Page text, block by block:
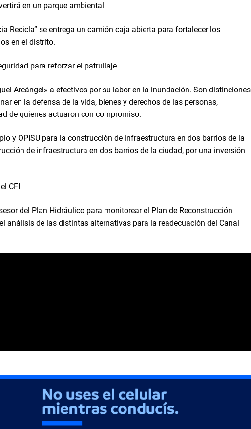
en un parque ambiental.
Recicla” se entrega un camión caja abierta para fortalecer los
en el distrito.
para reforzar el patrullaje.
Arcángel» a efectivos por su labor en la inundación. Son distinciones
en la defensa de la vida, bienes y derechos de las personas,
de quienes actuaron con compromiso.
y OPISU para la construcción de infraestructura en dos barrios de la
de infraestructura en dos barrios de la ciudad, por una inversión
CFI.
del Plan Hidráulico para monitorear el Plan de Reconstrucción
análisis de las distintas alternativas para la readecuación del Canal